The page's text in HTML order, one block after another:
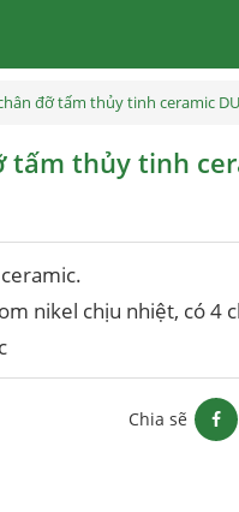
đỡ tấm thủy tinh ceramic
tấm thủy tinh
nikel chịu nhiệt, có 4
Chia sẽ